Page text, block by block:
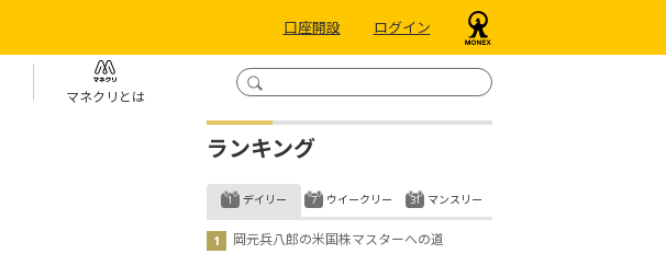
口座開設 ログイン
マネクリとは
ランキング
デイリー
岡元兵八郎の米国株マスターへの道
ウイークリー マンスリー